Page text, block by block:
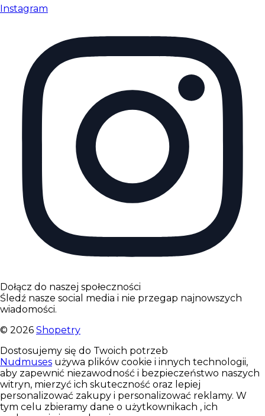
Instagram
Dołącz do naszej społeczności
Śledź nasze social media i nie przegap najnowszych
wiadomości.
© 2026 Shopetry
Dostosujemy się do Twoich potrzeb
Nudmuses używa plików cookie i innych technologii,
aby zapewnić niezawodność i bezpieczeństwo naszych
witryn, mierzyć ich skuteczność oraz lepiej
personalizować zakupy i personalizować reklamy. W
tym celu zbieramy dane o użytkownikach , ich